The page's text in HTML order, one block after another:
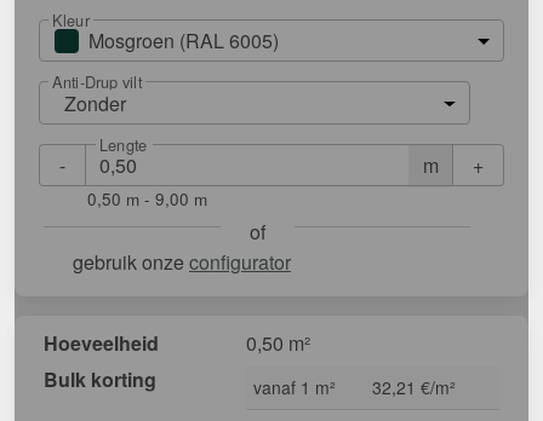
Kleur
Mosgroen (RAL 6005)
Anti-Drup vilt
Zonder
- m
Lengte
+
0,50 m - 9,00 m
of
gebruik onze configurator
Hoeveelheid
0,50 m²
Bulk korting
vanaf 1 m²
32,21 €/m²